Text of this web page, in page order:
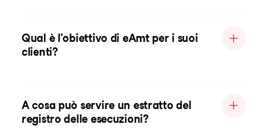
Qual è l'obiettivo di eAmt per i suoi
clienti?
A cosa può servire un estratto del
registro delle esecuzioni?